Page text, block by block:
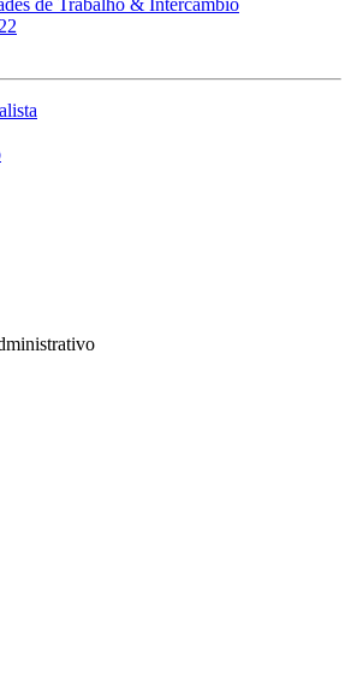
de Trabalho & Intercâmbio